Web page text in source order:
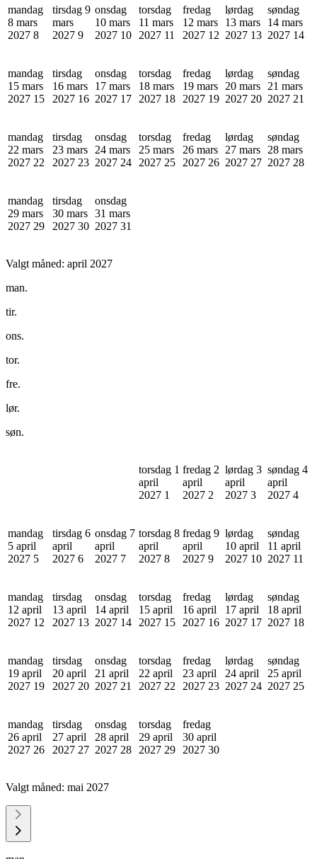
mandag
8 mars
2027 8
tirsdag 9
mars
2027 9
onsdag
10 mars
2027 10
torsdag
11 mars
2027 11
fredag
12 mars
2027 12
lørdag
13 mars
2027 13
søndag
14 mars
2027 14
mandag
15 mars
2027 15
tirsdag
16 mars
2027 16
onsdag
17 mars
2027 17
torsdag
18 mars
2027 18
fredag
19 mars
2027 19
lørdag
20 mars
2027 20
søndag
21 mars
2027 21
mandag
22 mars
2027 22
tirsdag
23 mars
2027 23
onsdag
24 mars
2027 24
torsdag
25 mars
2027 25
fredag
26 mars
2027 26
lørdag
27 mars
2027 27
søndag
28 mars
2027 28
mandag
29 mars
2027 29
tirsdag
30 mars
2027 30
onsdag
31 mars
2027 31
Valgt måned: april 2027
man.
tir.
ons.
tor.
fre.
lør.
søn.
torsdag 1
april
2027 1
fredag 2
april
2027 2
lørdag 3
april
2027 3
søndag 4
april
2027 4
mandag
5 april
2027 5
tirsdag 6
april
2027 6
onsdag 7
april
2027 7
torsdag 8
april
2027 8
fredag 9
april
2027 9
lørdag
10 april
2027 10
søndag
11 april
2027 11
mandag
12 april
2027 12
tirsdag
13 april
2027 13
onsdag
14 april
2027 14
torsdag
15 april
2027 15
fredag
16 april
2027 16
lørdag
17 april
2027 17
søndag
18 april
2027 18
mandag
19 april
2027 19
tirsdag
20 april
2027 20
onsdag
21 april
2027 21
torsdag
22 april
2027 22
fredag
23 april
2027 23
lørdag
24 april
2027 24
søndag
25 april
2027 25
mandag
26 april
2027 26
tirsdag
27 april
2027 27
onsdag
28 april
2027 28
torsdag
29 april
2027 29
fredag
30 april
2027 30
Valgt måned: mai 2027